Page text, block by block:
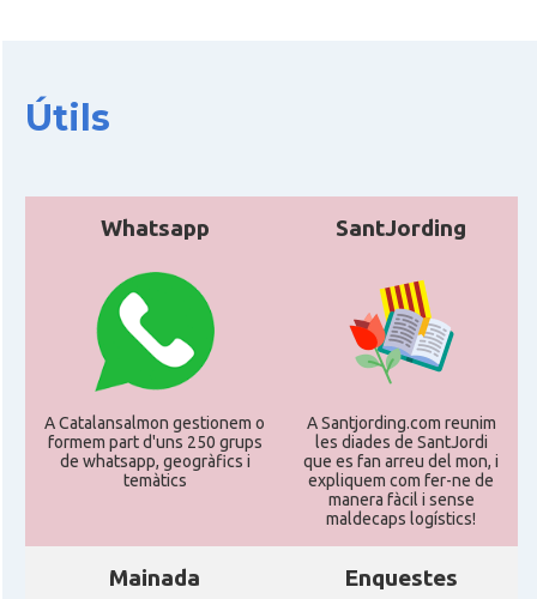
Útils
Whatsapp
A Catalansalmon gestionem o
formem part d'uns 250 grups
de whatsapp, geogràfics i
temàtics
SantJording
A Santjording.com reunim
les diades de SantJordi
que es fan arreu del mon, i
expliquem com fer-ne de
manera fàcil i sense
maldecaps logí­stics!
Mainada Enquestes